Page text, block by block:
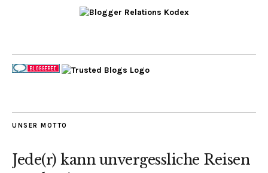
UNSER MOTTO
Jede(r) kann unvergessliche Reisen